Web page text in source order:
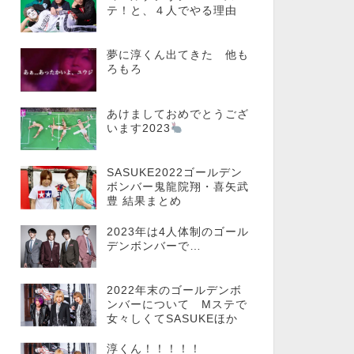
テ！と、４人でやる理由
夢に淳くん出てきた 他も
ろもろ
あけましておめでとうござ
います2023
SASUKE2022ゴールデン
ボンバー鬼龍院翔・喜矢武
豊 結果まとめ
2023年は4人体制のゴール
デンボンバーで…
2022年末のゴールデンボ
ンバーについて Mステで
女々しくてSASUKEほか
淳くん！！！！！